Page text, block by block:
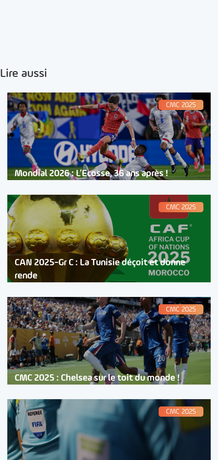
Lire aussi
CMC 2025
Mondial 2026 : L’Ecosse, 36 ans après !
CMC 2025
CAN 2025-Gr C : La Tunisie déçoit et donne
rende
CMC 2025
CMC 2025 : Chelsea sur le toit du monde !
CMC 2025